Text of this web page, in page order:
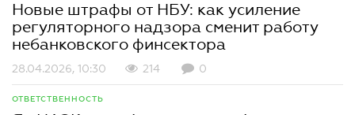
Новые штрафы от НБУ: как усиление
регуляторного надзора сменит работу
небанковского финсектора
28.04.2026, 10:30 214 0
ОТВЕТСТВЕННОСТЬ